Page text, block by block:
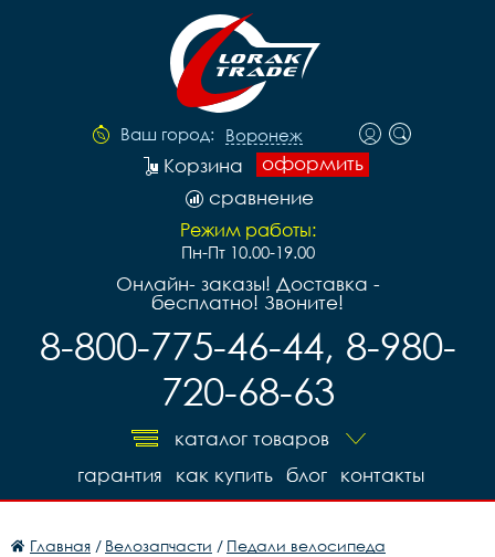
Ваш город: Воронеж
оформить
Корзина
сравнение
Режим работы:
Пн-Пт 10.00-19.00
Онлайн- заказы! Доставка -
бесплатно! Звоните!
8-800-775-46-44, 8-980-
720-68-63
каталог товаров
контакты
блог
как купить
гарантия
Главная / Велозапчасти / Педали велосипеда